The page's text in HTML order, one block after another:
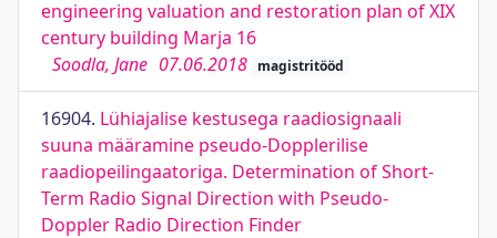
engineering valuation and restoration plan of XIX
century building Marja 16
Soodla, Jane 07.06.2018 magistritööd
16904. Lühiajalise kestusega raadiosignaali
suuna määramine pseudo-Dopplerilise
raadiopeilingaatoriga. Determination of Short-
Term Radio Signal Direction with Pseudo-
Doppler Radio Direction Finder